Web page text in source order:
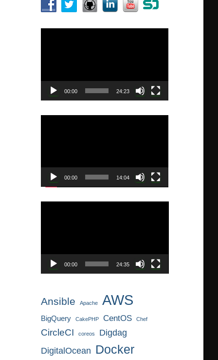
00:00 24:23
00:00 14:04
00:00 24:35
Ansible Apache AWS
BigQuery CakePHP CentOS Chef
CircleCI coreos
Digdag
DigitalOcean Docker